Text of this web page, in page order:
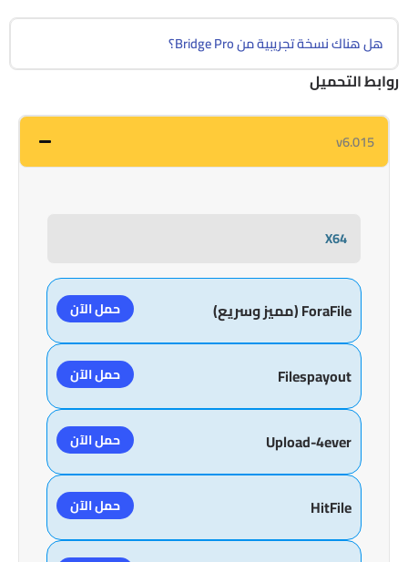
هل هناك نسخة تجريبية من Bridge Pro؟
روابط التحميل
v6.015
X64
ForaFile (مميز وسريع) حمل الآن
Filespayout حمل الآن
Upload-4ever حمل الآن
HitFile حمل الآن